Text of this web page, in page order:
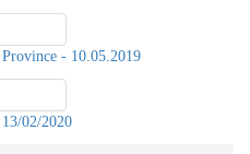
- 10.05.2019
02/2020
තීන්දු (2024 -